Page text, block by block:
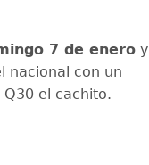
7 de enero y
nacional con un
Q30 el cachito.